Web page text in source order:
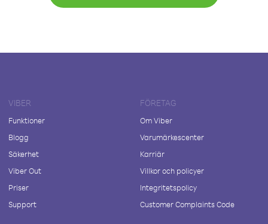
VIBER
Funktioner
Blogg
Säkerhet
Viber Out
Priser
Support
FÖRETAG
Om Viber
Varumärkescenter
Karriär
Villkor och policyer
Integritetspolicy
Customer Complaints Code